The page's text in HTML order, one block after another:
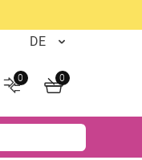
0 0